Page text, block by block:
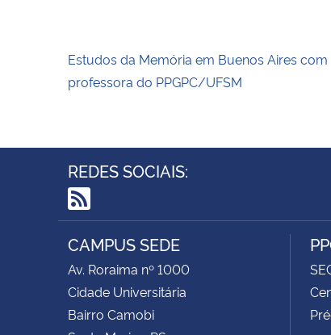
Estudos da Memória em Buenos Aires com
professora do PPGPC/UFSM
REDES SOCIAIS:
RSS
CAMPUS SEDE
Av. Roraima nº 1000
Cidade Universitária
Bairro Camobi